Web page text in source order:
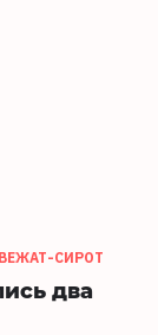
СИРОТ
два